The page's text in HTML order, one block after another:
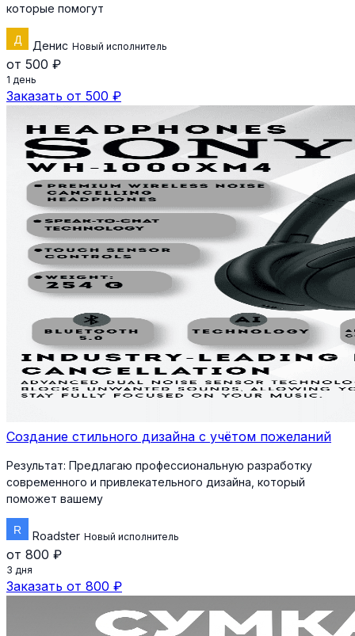
которые помогут
Денис Новый исполнитель
от 500 ₽
1 день
Заказать от 500 ₽
Создание стильного дизайна с учётом пожеланий
Результат: Предлагаю профессиональную разработку
современного и привлекательного дизайна, который
поможет вашему
Roadster Новый исполнитель
от 800 ₽
3 дня
Заказать от 800 ₽